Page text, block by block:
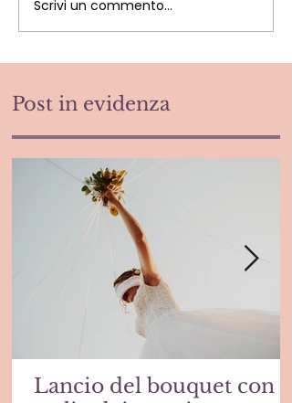
Scrivi un commento...
Post in evidenza
Lancio del bouquet con